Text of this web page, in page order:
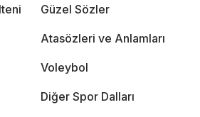
Güzel Sözler
Atasözleri ve Anlamları
Voleybol
Diğer Spor Dalları